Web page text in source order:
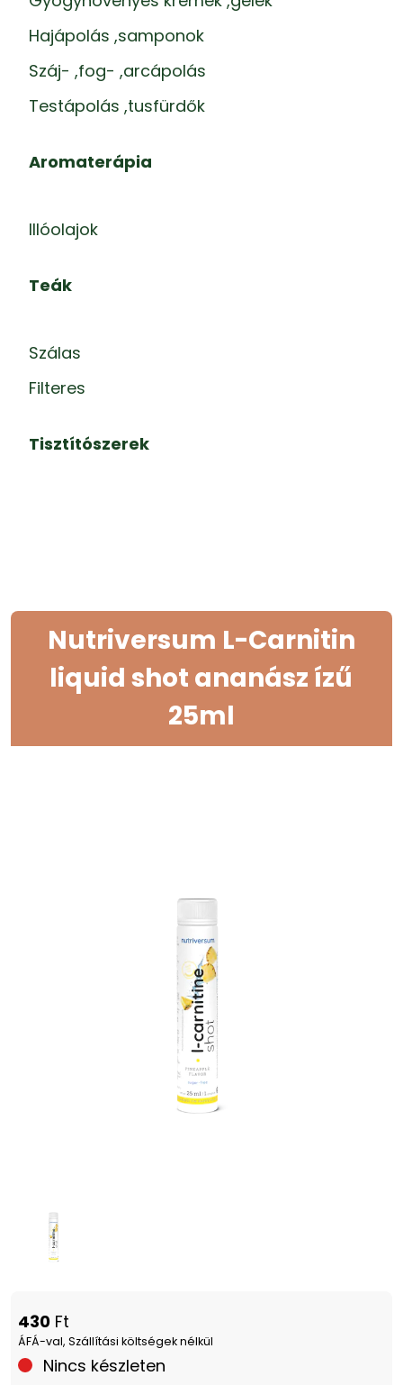
Hajápolás ,samponok
Száj- ,fog- ,arcápolás
Testápolás ,tusfürdők
Aromaterápia
Illóolajok
Teák
Szálas
Filteres
Tisztítószerek
Nutriversum L-Carnitin
liquid shot ananász ízű
25ml
430 Ft
ÁFÁ-val, Szállítási költségek nélkül
Nincs készleten